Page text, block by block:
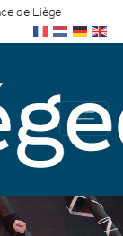
de Liège